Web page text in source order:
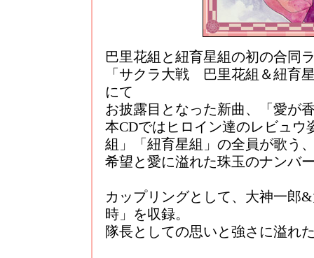
巴里花組と紐育星組の初の合同
「サクラ大戦 巴里花組＆紐育
にて
お披露目となった新曲、「愛が
本CDではヒロイン達のレビュ
組」「紐育星組」の全員が歌う
希望と愛に溢れた珠玉のナンバ
カップリングとして、大神一郎
時」を収録。
隊長としての思いと強さに溢れ